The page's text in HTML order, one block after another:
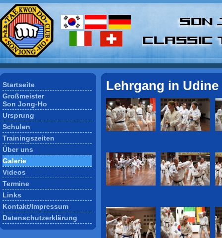
Startseite
Großmeister
Son Jong-Ho
Ursprung
Schulen
Trainingszeiten
Über uns
Galerie
Videos
Termine
Links
Kontakt/Impressum
Datenschutzerklärung
Lehrgang in Udine